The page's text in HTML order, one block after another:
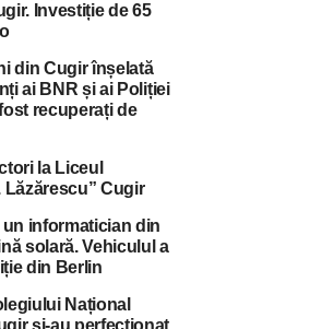
Investiție de 65
din Cugir înșelată
ai BNR și ai Poliției
recuperați de
la Liceul
Lăzărescu” Cugir
informatician din
solară. Vehiculul a
din Berlin
Național
și-au perfecționat